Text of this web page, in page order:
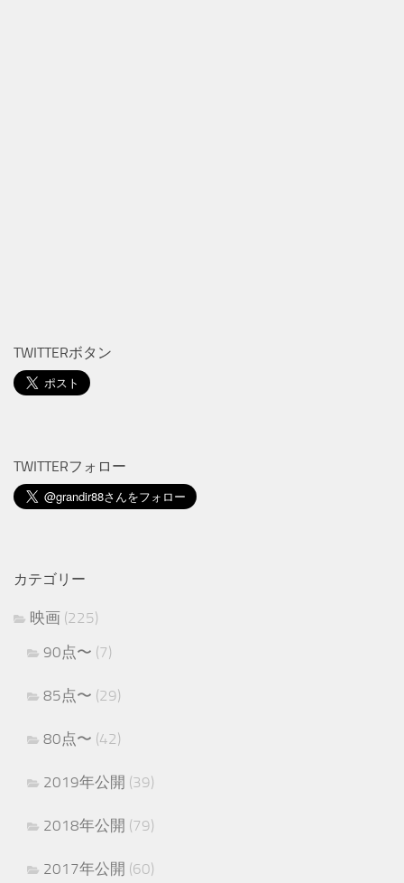
TWITTERボタン
TWITTERフォロー
カテゴリー
映画 (225)
90点〜 (7)
85点〜 (29)
80点〜 (42)
2019年公開 (39)
2018年公開 (79)
2017年公開 (60)